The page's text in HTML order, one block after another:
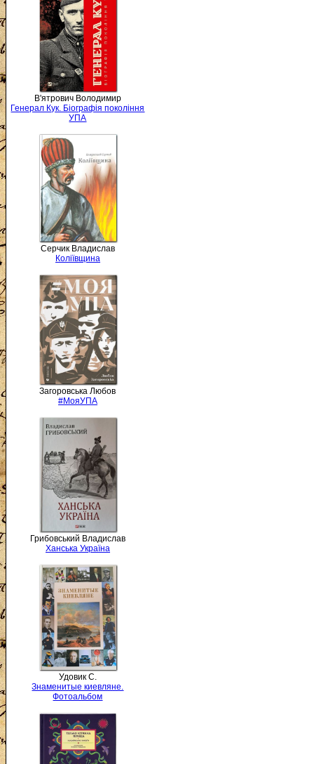
В'ятрович Володимир
Генерал Кук. Біографія покоління
УПА
Серчик Владислав
Коліївщина
Загоровська Любов
#МояУПА
Грибовський Владислав
Ханська Україна
Удовик С.
Знаменитые киевляне.
Фотоальбом